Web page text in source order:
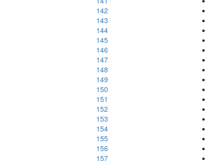
142
143
144
145
146
147
148
149
150
151
152
153
154
155
156
157